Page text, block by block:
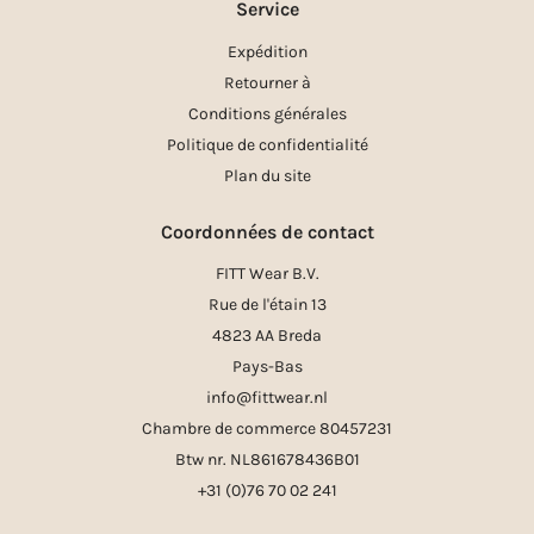
Service
Expédition
Retourner à
Conditions générales
Politique de confidentialité
Plan du site
Coordonnées de contact
FITT Wear B.V.
Rue de l'étain 13
4823 AA Breda
Pays-Bas
info@fittwear.nl
Chambre de commerce 80457231
Btw nr. NL861678436B01
+31 (0)76 70 02 241